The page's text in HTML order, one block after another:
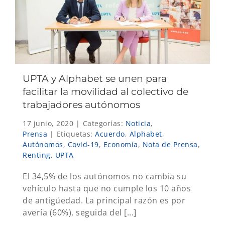
UPTA y Alphabet se unen para
facilitar la movilidad al colectivo de
trabajadores autónomos
17 junio, 2020 | Categorías: Noticia,
Prensa | Etiquetas: Acuerdo, Alphabet,
Autónomos, Covid-19, Economía, Nota de Prensa,
Renting, UPTA
El 34,5% de los autónomos no cambia su
vehículo hasta que no cumple los 10 años
de antigüedad. La principal razón es por
avería (60%), seguida del [...]